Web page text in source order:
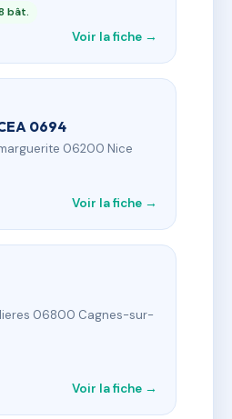
bât.
Voir la fiche →
0694
06200 Nice
Voir la fiche →
06800 Cagnes-sur-
Voir la fiche →